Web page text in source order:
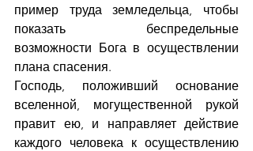
пример труда земледельца, чтобы
показать беспредельные
возможности Бога в осуществлении
плана спасения.
Господь, положивший основание
вселенной, могущественной рукой
правит ею, и направляет действие
каждого человека к осуществлению